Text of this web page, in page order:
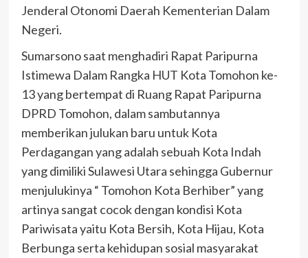
Jenderal Otonomi Daerah Kementerian Dalam
Negeri.
Sumarsono saat menghadiri Rapat Paripurna
Istimewa Dalam Rangka HUT Kota Tomohon ke-
13 yang bertempat di Ruang Rapat Paripurna
DPRD Tomohon, dalam sambutannya
memberikan julukan baru untuk Kota
Perdagangan yang adalah sebuah Kota Indah
yang dimiliki Sulawesi Utara sehingga Gubernur
menjulukinya “ Tomohon Kota Berhiber” yang
artinya sangat cocok dengan kondisi Kota
Pariwisata yaitu Kota Bersih, Kota Hijau, Kota
Berbunga serta kehidupan sosial masyarakat